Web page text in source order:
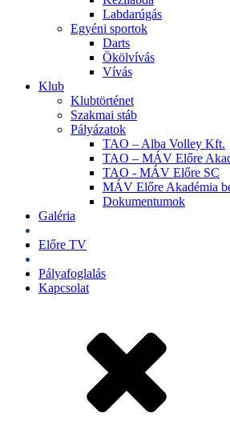
Labdarúgás
Egyéni sportok
Darts
Ökölvívás
Vívás
Klub
Klubtörténet
Szakmai stáb
Pályázatok
TAO – Alba Volley Kft.
TAO – MÁV Előre
TAO - MÁV Előre SC
MÁV Előre Akadémia
Dokumentumok
Galéria
Előre TV
Pályafoglalás
Kapcsolat